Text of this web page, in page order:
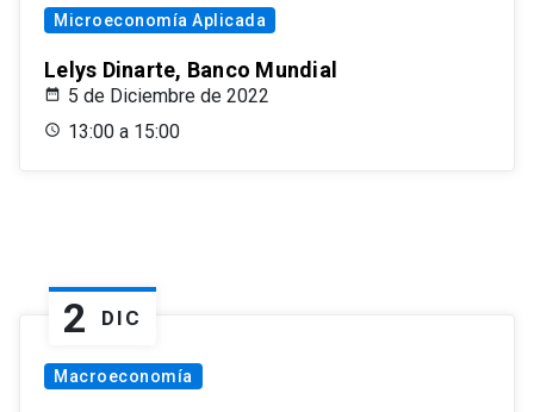
Microeconomía Aplicada
Lelys Dinarte, Banco Mundial
5 de Diciembre de 2022
13:00 a 15:00
2 DIC
Macroeconomía